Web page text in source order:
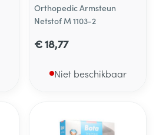
Orthopedic Armsteun
Netstof M 1103-2
€ 18,77
Niet beschikbaar